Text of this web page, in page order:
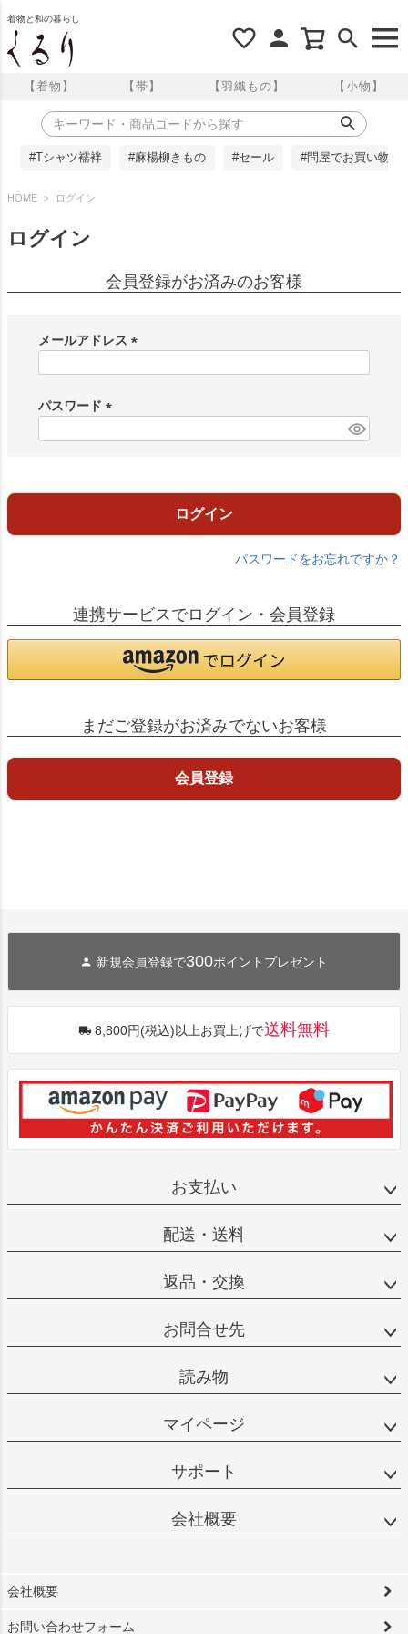
着物と和の暮らし
【着物】 【帯】 【羽織もの】 【小物】
#Tシャツ襦袢 #麻楊柳きもの #セール #問屋でお買い物
HOME ログイン
ログイン
会員登録がお済みのお客様
メールアドレス
)
パスワード
ログイン
パスワードをお忘れですか？
連携サービスでログイン・会員登録
まだご登録がお済みでないお客様
会員登録
新規会員登録で300ポイントプレゼント
8,800円(税込)以上お買上げで送料無料
お支払い
配送・送料
返品・交換
お問合せ先
読み物
マイページ
サポート
会社概要
会社概要
お問い合わせフォーム